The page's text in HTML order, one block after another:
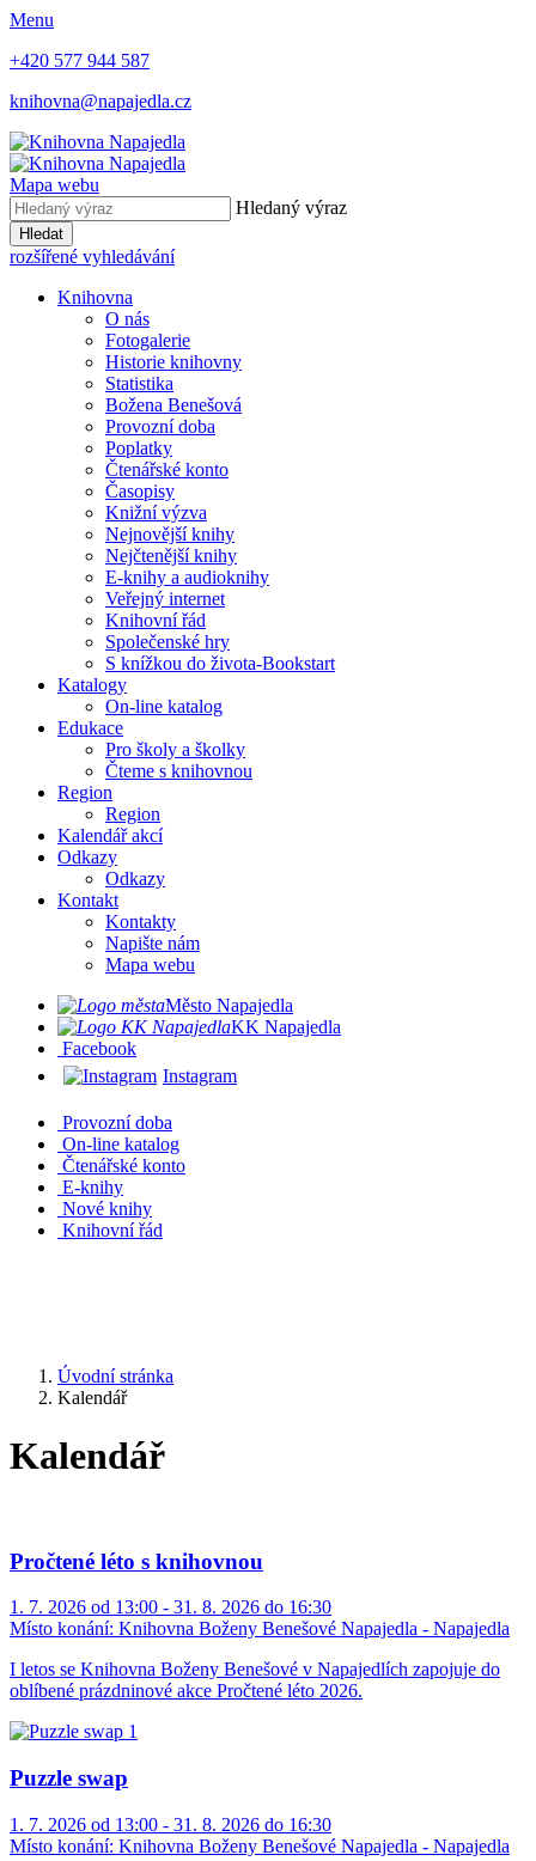
Menu
+420 577 944 587
knihovna@napajedla.cz
Mapa webu
Hledaný výraz
Hledat
rozšířené vyhledávání
Knihovna
O nás
Fotogalerie
Historie knihovny
Statistika
Božena Benešová
Provozní doba
Poplatky
Čtenářské konto
Časopisy
Knižní výzva
Nejnovější knihy
Nejčtenější knihy
E-knihy a audioknihy
Veřejný internet
Knihovní řád
Společenské hry
S knížkou do života-Bookstart
Katalogy
On-line katalog
Edukace
Pro školy a školky
Čteme s knihovnou
Region
Region
Kalendář akcí
Odkazy
Odkazy
Kontakt
Kontakty
Napište nám
Mapa webu
Město Napajedla
KK Napajedla
Facebook
Instagram
Provozní doba
On-line katalog
Čtenářské konto
E-knihy
Nové knihy
Knihovní řád
Úvodní stránka
Kalendář
Kalendář
Pročtené léto s knihovnou
1. 7. 2026 od 13:00 - 31. 8. 2026 do 16:30
Místo konání: Knihovna Boženy Benešové Napajedla - Napajedla
I letos se Knihovna Boženy Benešové v Napajedlích zapojuje do
oblíbené prázdninové akce Pročtené léto 2026.
Puzzle swap
1. 7. 2026 od 13:00 - 31. 8. 2026 do 16:30
Místo konání: Knihovna Boženy Benešové Napajedla - Napajedla